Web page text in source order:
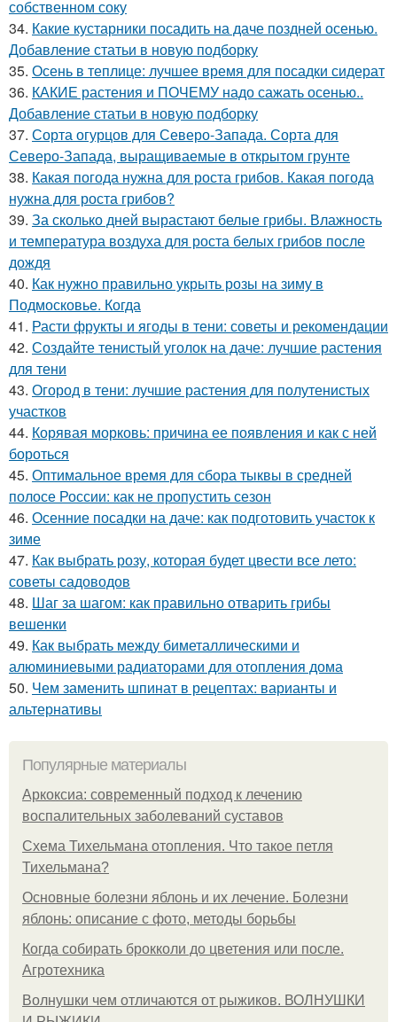
собственном соку
34. Какие кустарники посадить на даче поздней осенью.
Добавление статьи в новую подборку
35. Осень в теплице: лучшее время для посадки сидерат
36. КАКИЕ растения и ПОЧЕМУ надо сажать осенью..
Добавление статьи в новую подборку
37. Сорта огурцов для Северо-Запада. Сорта для
Северо-Запада, выращиваемые в открытом грунте
38. Какая погода нужна для роста грибов. Какая погода
нужна для роста грибов?
39. За сколько дней вырастают белые грибы. Влажность
и температура воздуха для роста белых грибов после
дождя
40. Как нужно правильно укрыть розы на зиму в
Подмосковье. Когда
41. Расти фрукты и ягоды в тени: советы и рекомендации
42. Создайте тенистый уголок на даче: лучшие растения
для тени
43. Огород в тени: лучшие растения для полутенистых
участков
44. Корявая морковь: причина ее появления и как с ней
бороться
45. Оптимальное время для сбора тыквы в средней
полосе России: как не пропустить сезон
46. Осенние посадки на даче: как подготовить участок к
зиме
47. Как выбрать розу, которая будет цвести все лето:
советы садоводов
48. Шаг за шагом: как правильно отварить грибы
вешенки
49. Как выбрать между биметаллическими и
алюминиевыми радиаторами для отопления дома
50. Чем заменить шпинат в рецептах: варианты и
альтернативы
Популярные материалы
Аркоксиа: современный подход к лечению
воспалительных заболеваний суставов
Схема Тихельмана отопления. Что такое петля
Тихельмана?
Основные болезни яблонь и их лечение. Болезни
яблонь: описание с фото, методы борьбы
Когда собирать брокколи до цветения или после.
Агротехника
Волнушки чем отличаются от рыжиков. ВОЛНУШКИ